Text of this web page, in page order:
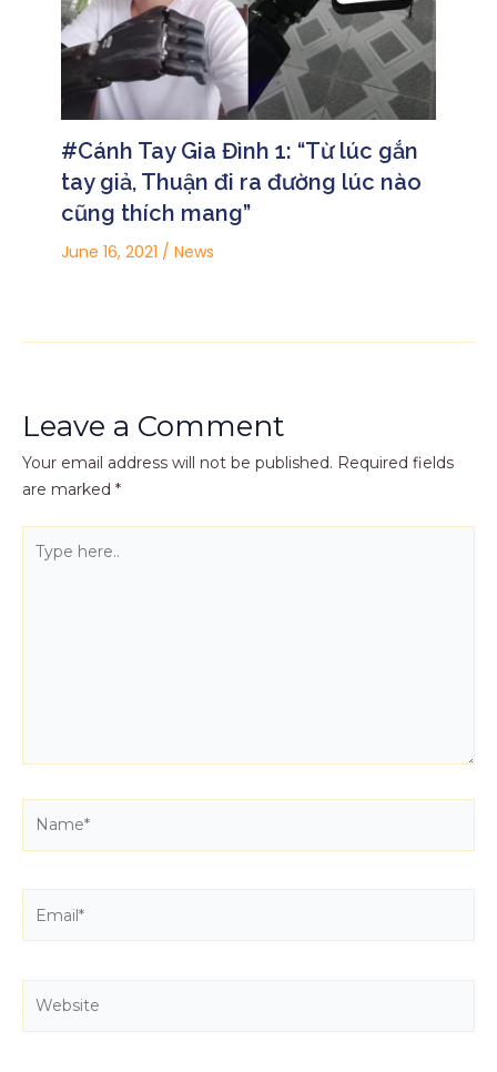
#Cánh Tay Gia Đình 1: “Từ lúc gắn
tay giả, Thuận đi ra đường lúc nào
cũng thích mang”
June 16, 2021 / News
Leave a Comment
Your email address will not be published. Required fields
are marked *
here..